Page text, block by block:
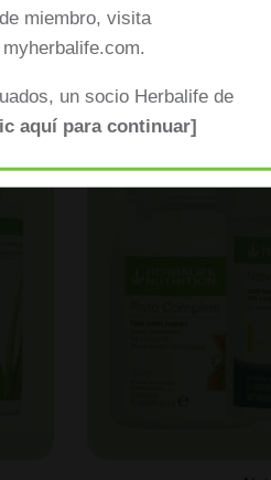
de miembro, visita
myherbalife.com.
un socio Herbalife de
aquí para continuar]